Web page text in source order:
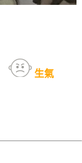
生氣